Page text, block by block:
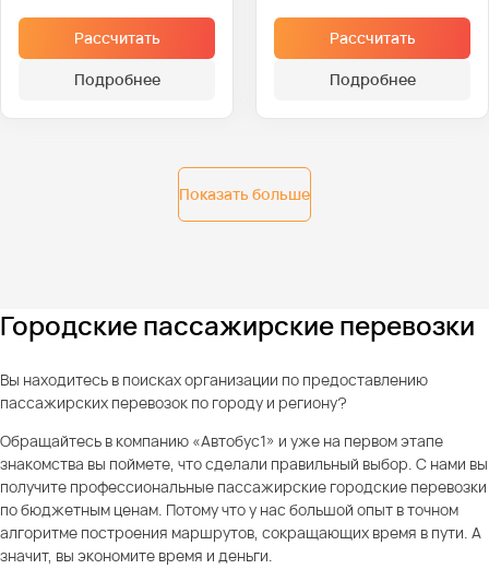
Рассчитать
Подробнее
Рассчитать
Подробнее
Показать больше
Городские пассажирские перевозки
Вы находитесь в поисках организации по предоставлению
пассажирских перевозок по городу и региону?
Обращайтесь в компанию «Автобус1» и уже на первом этапе
знакомства вы поймете, что сделали правильный выбор. С нами вы
получите профессиональные пассажирские городские перевозки
по бюджетным ценам. Потому что у нас большой опыт в точном
алгоритме построения маршрутов, сокращающих время в пути. А
значит, вы экономите время и деньги.